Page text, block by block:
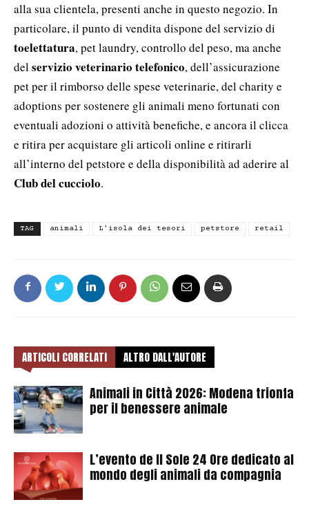
alla sua clientela, presenti anche in questo negozio. In
particolare, il punto di vendita dispone del servizio di
toelettatura, pet laundry, controllo del peso, ma anche
delservizio veterinario telefonico, dell’assicurazione
pet per il rimborso delle spese veterinarie, del charity e
adoptions per sostenere gli animali meno fortunati con
eventuali adozioni o attività benefiche, e ancora il clicca
e ritira per acquistare gli articoli online e ritirarli
all’interno del petstore e della disponibilità ad aderire al
Club del cucciolo.
TAG animali L'isola dei tesori petstore retail
ARTICOLI CORRELATI ALTRO DALL'AUTORE
Animali in Città 2026: Modena trionfa
per il benessere animale
L’evento de Il Sole 24 Ore dedicato al
mondo degli animali da compagnia